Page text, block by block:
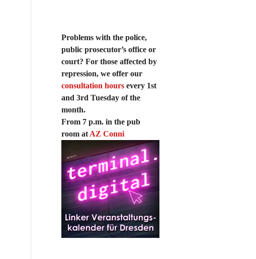
Problems with the police,
public prosecutor’s office or
court? For those affected by
repression, we offer our
consultation hours every 1st
and 3rd Tuesday of the
month.
From 7 p.m. in the pub
room at AZ Conni